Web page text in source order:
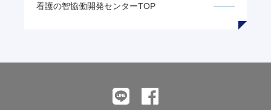
看護の智協働開発センターTOP